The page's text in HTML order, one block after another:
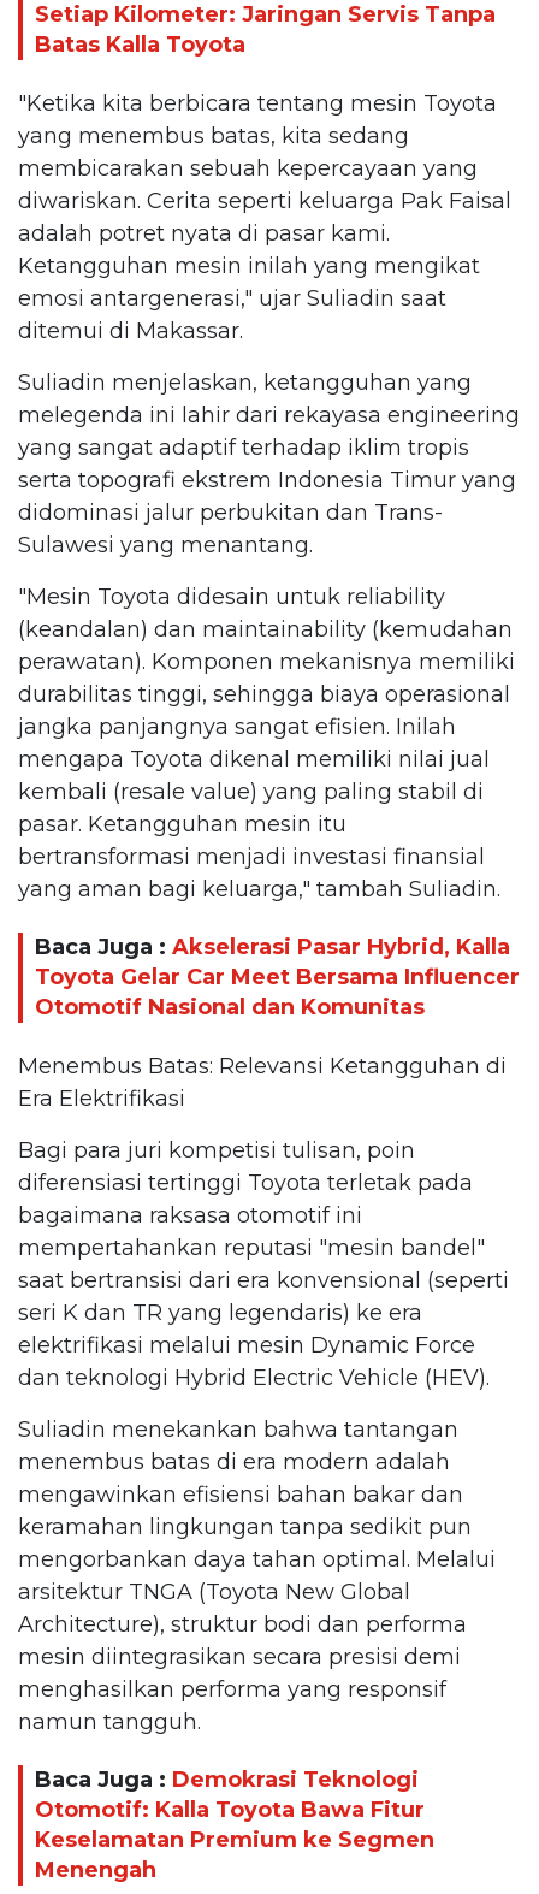
Setiap Kilometer: Jaringan Servis Tanpa
Batas Kalla Toyota
"Ketika kita berbicara tentang mesin Toyota
yang menembus batas, kita sedang
membicarakan sebuah kepercayaan yang
diwariskan. Cerita seperti keluarga Pak Faisal
adalah potret nyata di pasar kami.
Ketangguhan mesin inilah yang mengikat
emosi antargenerasi," ujar Suliadin saat
ditemui di Makassar.
Suliadin menjelaskan, ketangguhan yang
melegenda ini lahir dari rekayasa engineering
yang sangat adaptif terhadap iklim tropis
serta topografi ekstrem Indonesia Timur yang
didominasi jalur perbukitan dan Trans-
Sulawesi yang menantang.
"Mesin Toyota didesain untuk reliability
(keandalan) dan maintainability (kemudahan
perawatan). Komponen mekanisnya memiliki
durabilitas tinggi, sehingga biaya operasional
jangka panjangnya sangat efisien. Inilah
mengapa Toyota dikenal memiliki nilai jual
kembali (resale value) yang paling stabil di
pasar. Ketangguhan mesin itu
bertransformasi menjadi investasi finansial
yang aman bagi keluarga," tambah Suliadin.
Baca Juga : Akselerasi Pasar Hybrid, Kalla
Toyota Gelar Car Meet Bersama Influencer
Otomotif Nasional dan Komunitas
Menembus Batas: Relevansi Ketangguhan di
Era Elektrifikasi
Bagi para juri kompetisi tulisan, poin
diferensiasi tertinggi Toyota terletak pada
bagaimana raksasa otomotif ini
mempertahankan reputasi "mesin bandel"
saat bertransisi dari era konvensional (seperti
seri K dan TR yang legendaris) ke era
elektrifikasi melalui mesin Dynamic Force
dan teknologi Hybrid Electric Vehicle (HEV).
Suliadin menekankan bahwa tantangan
menembus batas di era modern adalah
mengawinkan efisiensi bahan bakar dan
keramahan lingkungan tanpa sedikit pun
mengorbankan daya tahan optimal. Melalui
arsitektur TNGA (Toyota New Global
Architecture), struktur bodi dan performa
mesin diintegrasikan secara presisi demi
menghasilkan performa yang responsif
namun tangguh.
Baca Juga : Demokrasi Teknologi
Otomotif: Kalla Toyota Bawa Fitur
Keselamatan Premium ke Segmen
Menengah